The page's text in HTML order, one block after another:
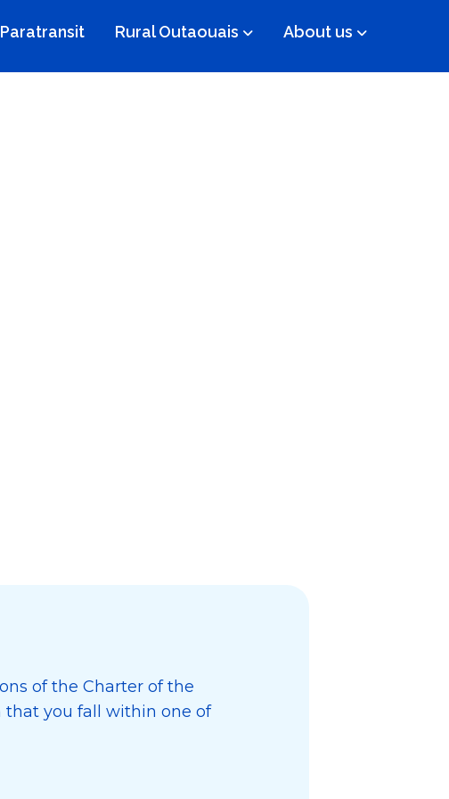
Paratransit Rural Outaouais About us
of the Charter of the
that you fall within one of